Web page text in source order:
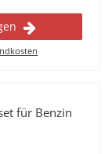
für Benzin